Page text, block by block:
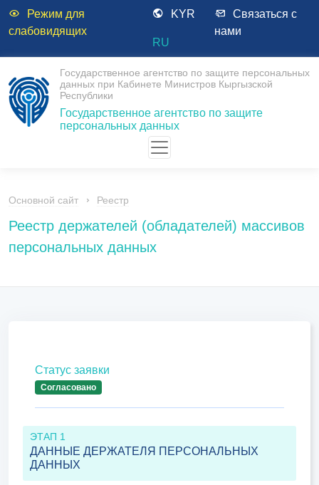
Режим для
слабовидящих
KYR
RU
Связаться с
нами
Государственное агентство по защите персональных
данных при Кабинете Министров Кыргызской
Республики
Государственное агентство по защите
персональных данных
Основной сайт Реестр
Реестр держателей (обладателей) массивов
персональных данных
Статус заявки
Согласовано
ЭТАП 1
ДАННЫЕ ДЕРЖАТЕЛЯ ПЕРСОНАЛЬНЫХ
ДАННЫХ